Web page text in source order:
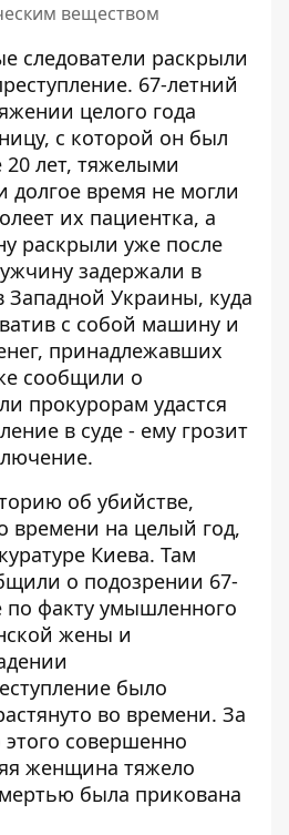
веществом
следователи раскрыли
67-летний
целого года
, с которой он был
20 лет, тяжелыми
долгое время не могли
их пациентка, а
раскрыли уже после
задержали в
Западной Украины, куда
с собой машину и
принадлежавших
сообщили о
прокурорам удастся
в суде - ему грозит
об убийстве,
времени на целый год,
Киева. Там
о подозрении 67-
факту умышленного
жены и
было
во времени. За
совершенно
женщина тяжело
была прикована